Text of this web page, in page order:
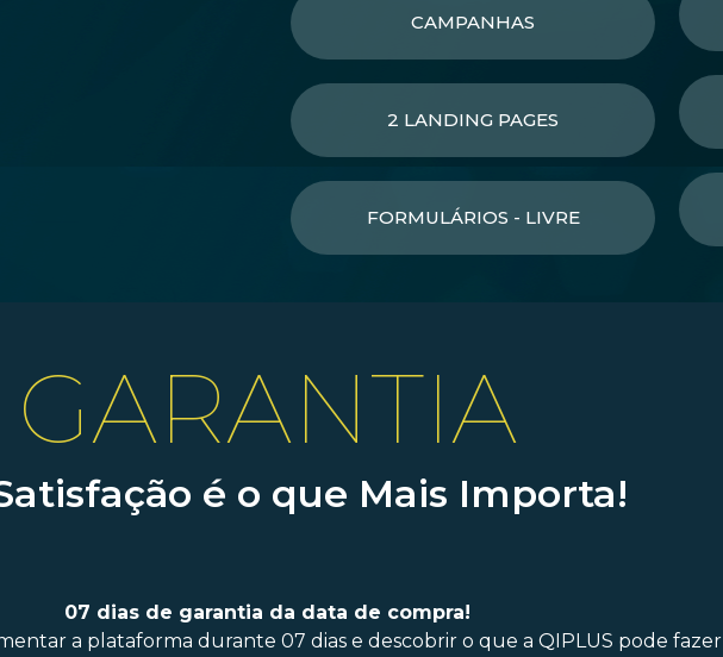
CAMPANHAS
2 LANDING PAGES
FORMULÁRIOS - LIVRE
GARANTIA
é o que Mais Importa!
07 dias de garantia da data de compra!
a plataforma durante 07 dias e descobrir o que a QIPLUS pode fazer